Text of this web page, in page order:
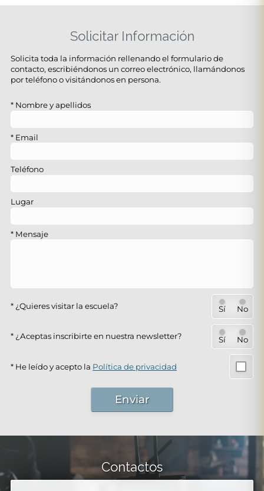
Solicitar Información
Solicita toda la información rellenando el formulario de
contacto, escribiéndonos un correo electrónico, llamándonos
por teléfono o visitándonos en persona.
Nombre y apellidos
Email
Teléfono
Lugar
Mensaje
¿Quieres visitar la escuela? Sí No
¿Aceptas inscribirte en nuestra newsletter? Sí No
He leído y acepto la Política de privacidad
Enviar
Contactos